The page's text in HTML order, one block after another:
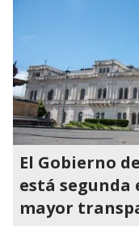
El Gobierno
está segunda
mayor